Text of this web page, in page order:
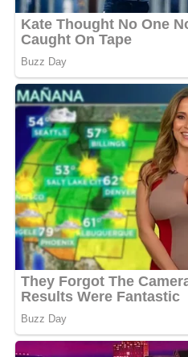
5/5(1 Bewertung)